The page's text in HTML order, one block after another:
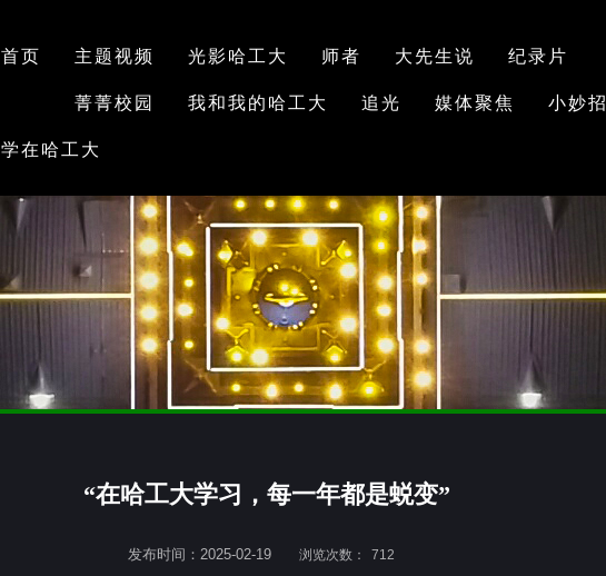
首页 主题视频 光影哈工大 师者 大先生说 纪录片
菁菁校园 我和我的哈工大 追光 媒体聚焦 小妙招
学在哈工大
“在哈工大学习，每一年都是蜕变”
发布时间：2025-02-19 浏览次数： 712